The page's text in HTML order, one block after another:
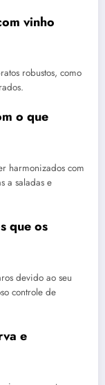
vinho
robustos, como
o que
harmonizados com
a saladas e
que os
devido ao seu
controle de
e